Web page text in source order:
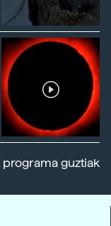
programa guztiak